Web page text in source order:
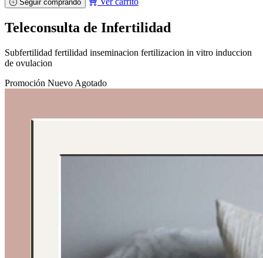
Seguir comprando
Teleconsulta de Infertilidad
Subfertilidad fertilidad inseminacion fertilizacion in vitro induccion
de ovulacion
Promoción Nuevo Agotado